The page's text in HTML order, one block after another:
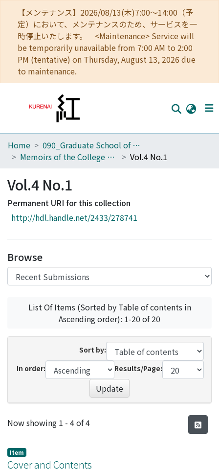
【メンテナンス】2026/08/13(木)7:00～14:00（予
定）において、メンテナンスのため、サービスを一
時停止いたします。 <Maintenance> Service will
be temporarily unavailable from 7:00 AM to 2:00
PM (tentative) on Thursday, August 13, 2026 due
to maintenance.
Home
Browse
Download Ranking
Access Statistics
Home
090_Graduate School of Engineering
Memoirs of the College of Engineering, Kyoto Imperial University
Vol.4 No.1
Vol.4 No.1
Permanent URI for this collection
http://hdl.handle.net/2433/278741
Browse
List Of Items (Sorted by Table of contents in
Ascending order): 1-20 of 20
Sort by:
In order:
Results/Page:
Update
Recent Submissions
Now showing 1 - 4 of 4
Item
Cover and Contents